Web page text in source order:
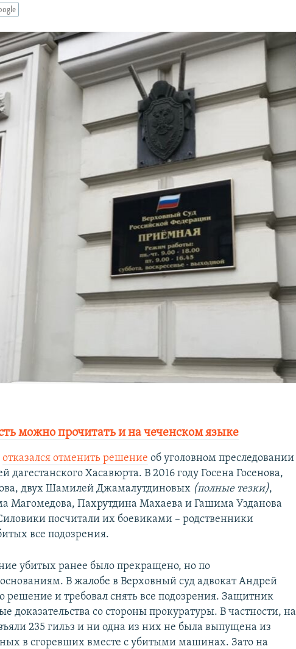
можно прочитать и на чеченском языке
отказался отменить решение об уголовном преследовании
дагестанского Хасавюрта. В 2016 году Госена Госенова,
двух Шамилей Джамалутдиновых (полные тезки),
Магомедова, Пахрутдина Махаева и Гашима Узданова
посчитали их боевиками – родственники
все подозрения.
убитых ранее было прекращено, но по
В жалобе в Верховный суд адвокат Андрей
решение и требовал снять все подозрения. Защитник
доказательства со стороны прокуратуры. В частности, на
235 гильз и ни одна из них не была выпущена из
в сгоревших вместе с убитыми машинах. Зато на